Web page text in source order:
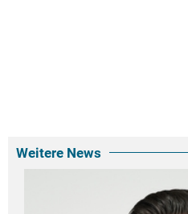
Weitere News